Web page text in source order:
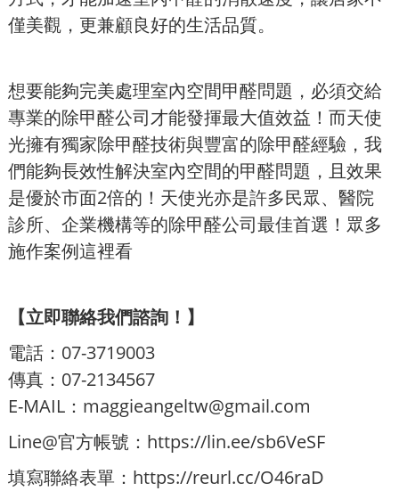
僅美觀，更兼顧良好的生活品質。
想要能夠完美處理室內空間甲醛問題，必須交給
專業的除甲醛公司才能發揮最大值效益！而天使
光擁有獨家除甲醛技術與豐富的除甲醛經驗，我
們能夠長效性解決室內空間的甲醛問題，且效果
是優於市面2倍的！天使光亦是許多民眾、醫院
診所、企業機構等的除甲醛公司最佳首選！眾多
施作案例這裡看
【立即聯絡我們諮詢！】
電話：07-3719003
傳真：07-2134567
E-MAIL： maggieangeltw@gmail.com
Line@官方帳號： https://lin.ee/sb6VeSF
填寫聯絡表單： https://reurl.cc/O46raD